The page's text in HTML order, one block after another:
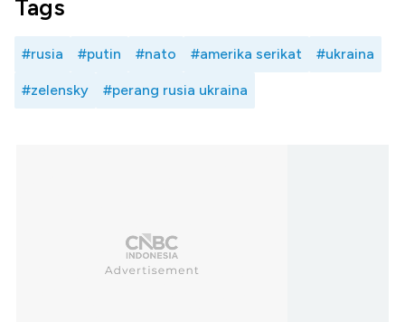
Tags
#rusia #putin #nato #amerika serikat #ukraina
#zelensky #perang rusia ukraina